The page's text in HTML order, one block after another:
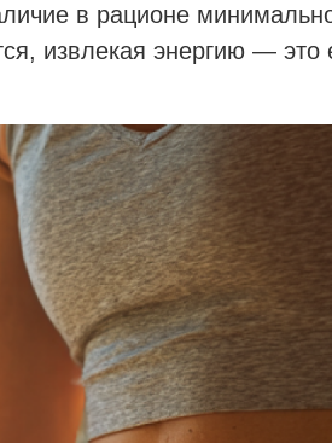
в рационе
извлекая энергию — это